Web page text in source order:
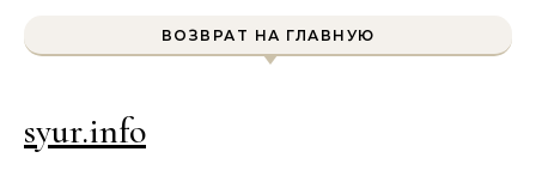
ВОЗВРАТ НА ГЛАВНУЮ
syur.info